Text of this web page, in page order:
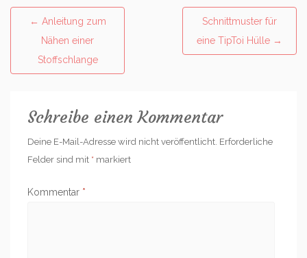
Post
navigation
← Anleitung zum
Nähen einer
Stoffschlange
Schnittmuster für
eine TipToi Hülle →
Schreibe einen Kommentar
Deine E-Mail-Adresse wird nicht veröffentlicht. Erforderliche
Felder sind mit * markiert
Kommentar *